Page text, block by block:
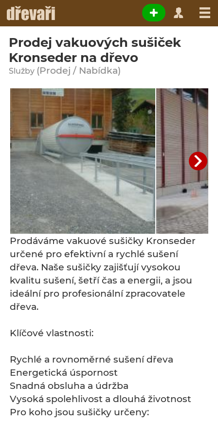
Prodej vakuových sušiček
Kronseder na dřevo
Služby (Prodej / Nabídka)
Prodáváme vakuové sušičky Kronseder
určené pro efektivní a rychlé sušení
dřeva. Naše sušičky zajišťují vysokou
kvalitu sušení, šetří čas a energii, a jsou
ideální pro profesionální zpracovatele
dřeva.
Klíčové vlastnosti:
Rychlé a rovnoměrné sušení dřeva
Energetická úspornost
Snadná obsluha a údržba
Vysoká spolehlivost a dlouhá životnost
Pro koho jsou sušičky určeny: